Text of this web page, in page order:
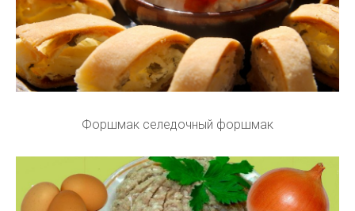
Форшмак селедочный форшмак